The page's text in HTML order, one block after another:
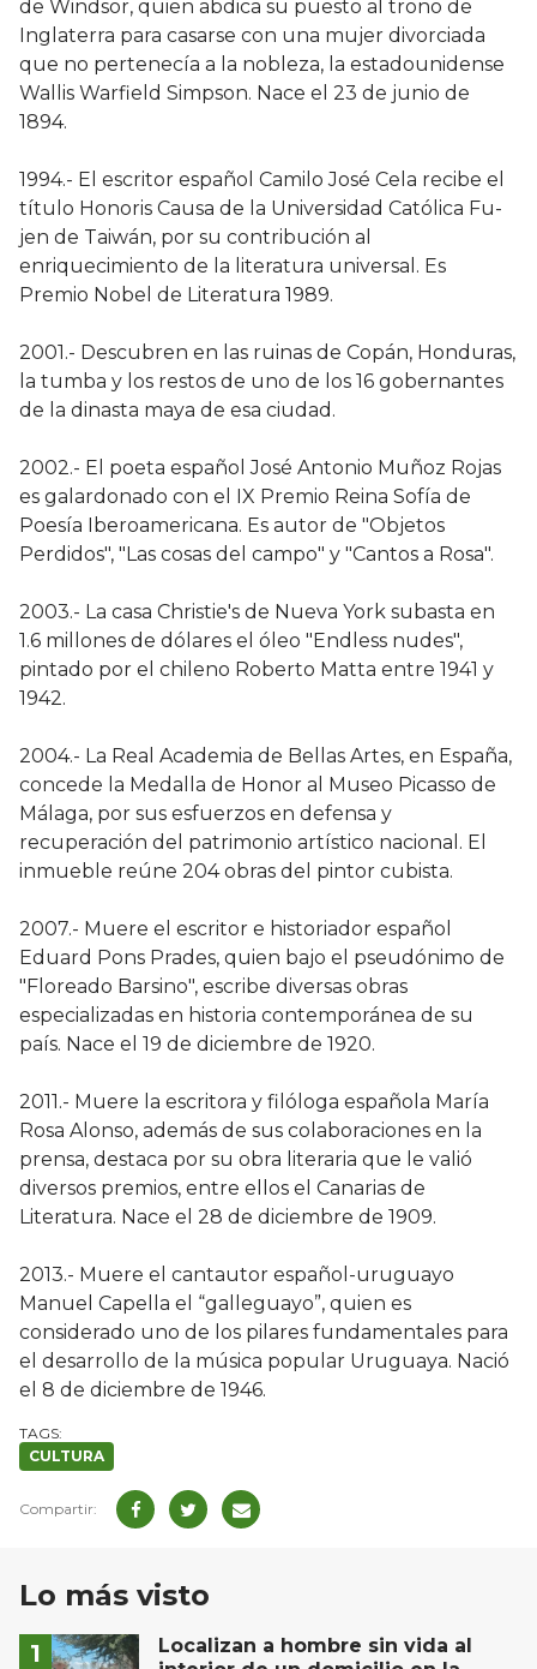
de Windsor, quien abdica su puesto al trono de
Inglaterra para casarse con una mujer divorciada
que no pertenecía a la nobleza, la estadounidense
Wallis Warfield Simpson. Nace el 23 de junio de
1894.
1994.- El escritor español Camilo José Cela recibe el
título Honoris Causa de la Universidad Católica Fu-
jen de Taiwán, por su contribución al
enriquecimiento de la literatura universal. Es
Premio Nobel de Literatura 1989.
2001.- Descubren en las ruinas de Copán, Honduras,
la tumba y los restos de uno de los 16 gobernantes
de la dinasta maya de esa ciudad.
2002.- El poeta español José Antonio Muñoz Rojas
es galardonado con el IX Premio Reina Sofía de
Poesía Iberoamericana. Es autor de "Objetos
Perdidos", "Las cosas del campo" y "Cantos a Rosa".
2003.- La casa Christie's de Nueva York subasta en
1.6 millones de dólares el óleo "Endless nudes",
pintado por el chileno Roberto Matta entre 1941 y
1942.
2004.- La Real Academia de Bellas Artes, en España,
concede la Medalla de Honor al Museo Picasso de
Málaga, por sus esfuerzos en defensa y
recuperación del patrimonio artístico nacional. El
inmueble reúne 204 obras del pintor cubista.
2007.- Muere el escritor e historiador español
Eduard Pons Prades, quien bajo el pseudónimo de
"Floreado Barsino", escribe diversas obras
especializadas en historia contemporánea de su
país. Nace el 19 de diciembre de 1920.
2011.- Muere la escritora y filóloga española María
Rosa Alonso, además de sus colaboraciones en la
prensa, destaca por su obra literaria que le valió
diversos premios, entre ellos el Canarias de
Literatura. Nace el 28 de diciembre de 1909.
2013.- Muere el cantautor español-uruguayo
Manuel Capella el “galleguayo”, quien es
considerado uno de los pilares fundamentales para
el desarrollo de la música popular Uruguaya. Nació
el 8 de diciembre de 1946.
CULTURA
Lo más visto
Localizan a hombre sin vida al